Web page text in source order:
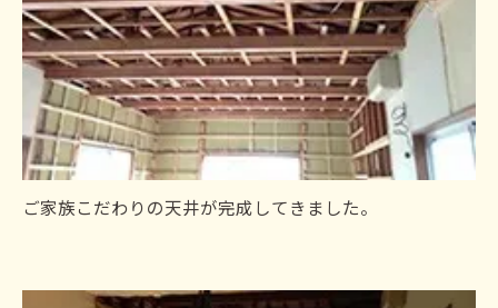
ご家族こだわりの天井が完成してきました。